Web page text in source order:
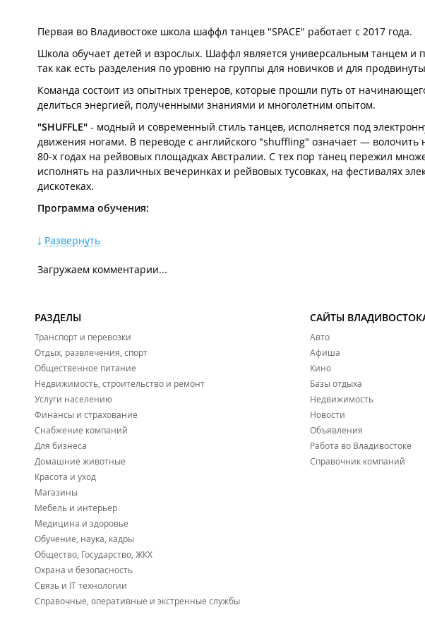
Первая во Владивостоке школа шаффл танцев "SPACE" работает с 2017 года.
Школа обучает детей и взрослых. Шаффл является универсальным танцем и
так как есть разделения по уровню на группы для новичков и для
​Команда состоит из опытных тренеров, которые прошли путь от
делиться энергией, полученными знаниями и многолетним опытом. ​
"SHUFFLE" - модный и современный стиль танцев, исполняется под
движения ногами. В переводе с английского "shuffling" означает —
80-х годах на рейвовых площадках Австралии. С тех пор танец пережил
исполнять на различных вечеринках и рейвовых тусовках, на фестивалях
дискотеках.
Программа обучения:
разучивание связок и комбинаций,
фристайл,
Тренировки по шаффлу очень заряжают, дарят положительные эмоции,
знакомств, а самое главное - благоприятно влияют на умственное,
Филиал находится в ТРЦ "
Развернуть
Загружаем комментарии...
РАЗДЕЛЫ
Транспорт и перевозки
Отдых, развлечения, спорт
Общественное питание
Недвижимость, строительство и ремонт
Услуги населению
Финансы и страхование
Снабжение компаний
Для бизнеса
Домашние животные
Красота и уход
Магазины
Мебель и интерьер
Медицина и здоровье
Обучение, наука, кадры
Общество, Государство, ЖКХ
Охрана и безопасность
Связь и IT технологии
Справочные, оперативные и экстренные службы
САЙТЫ
Авто
Афиша
Кино
Базы отдыха
Недвижимость
Новости
Объявления
Работа во Владивостоке
Справочник компаний